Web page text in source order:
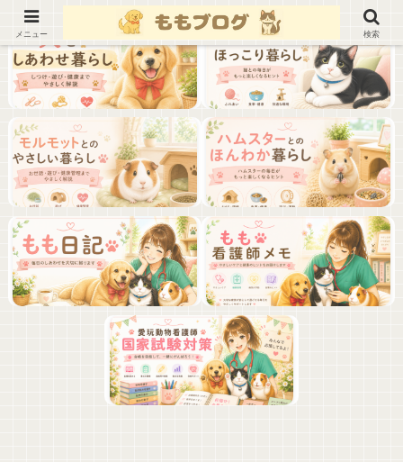
メニュー 検索